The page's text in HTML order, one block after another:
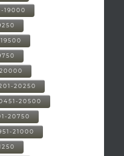
19000
20250
20500
20750
21000